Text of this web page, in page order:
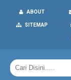
ABOUT
SITEMAP